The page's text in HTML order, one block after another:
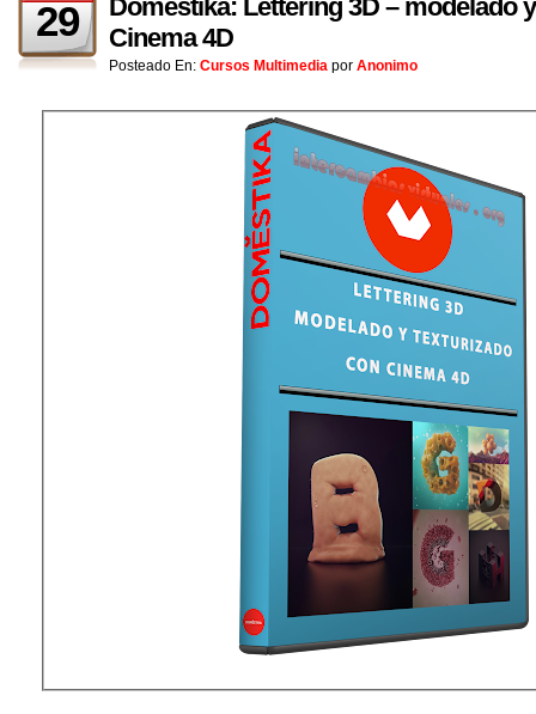
29
Domestika: Lettering 3D – modelado
Cinema 4D
Posteado En: Cursos Multimedia por Anonimo